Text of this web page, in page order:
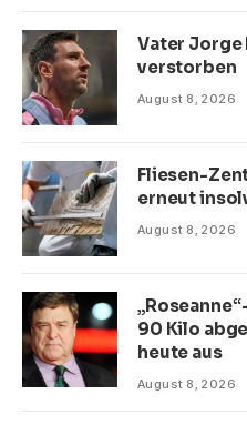
Vater Jorge
verstorben
August 8, 2026
Fliesen-
erneut
August 8, 2026
90 Kilo
heute aus
August 8, 2026